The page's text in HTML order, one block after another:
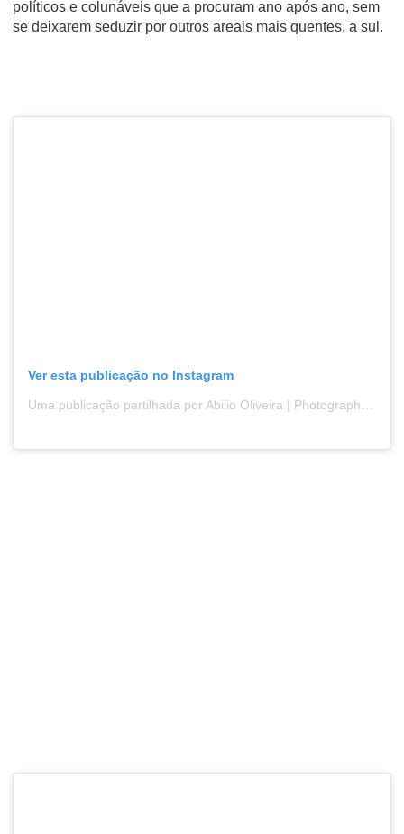
políticos e colunáveis que a procuram ano após ano, sem
se deixarem seduzir por outros areais mais quentes, a sul.
Ver esta publicação no Instagram